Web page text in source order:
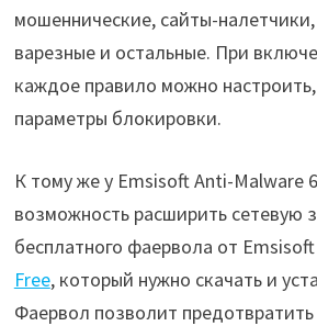
мошеннические, сайты-
варезные и остальные. При
каждое правило можно
параметры блокировки.
К тому же у Emsisoft Anti-Malware
возможность расширить сетевую
бесплатного фаервола от
Free, который нужно скачать и
Фаервол позволит